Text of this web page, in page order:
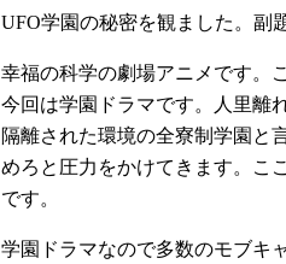
UFO学園の秘密を観ました。副
幸福の科学の劇場アニメです。
今回は学園ドラマです。人里離
隔離された環境の全寮制学園と
めろと圧力をかけてきます。こ
です。
学園ドラマなので多数のモブキ